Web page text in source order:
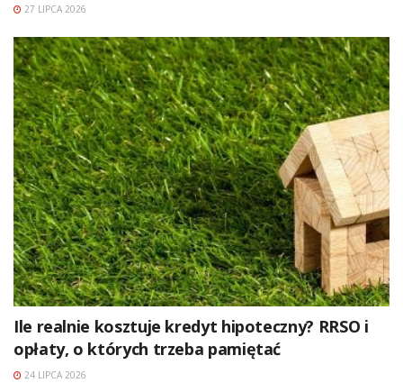
27 LIPCA 2026
Ile realnie kosztuje kredyt hipoteczny? RRSO i
opłaty, o których trzeba pamiętać
24 LIPCA 2026